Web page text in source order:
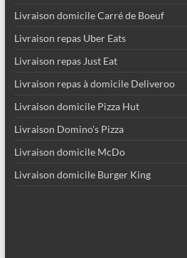
Livraison domicile Carré de Boeuf
Livraison repas Uber Eats
Livraison repas Just Eat
Livraison repas à domicile Deliveroo
Livraison domicile Pizza Hut
Livraison Domino's Pizza
Livraison domicile McDo
Livraison domicile Burger King